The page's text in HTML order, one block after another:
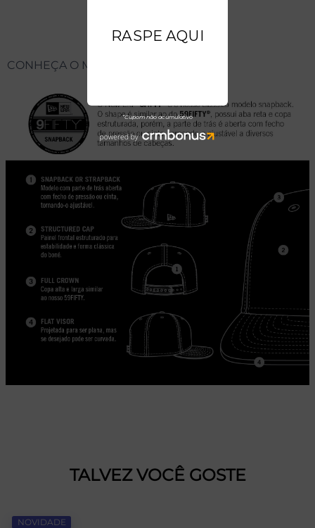
CONHEÇA O MODELO DO BONÉ
TALVEZ VOCÊ GOSTE
NOVIDADE